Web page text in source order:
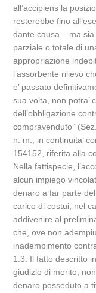
all’accipiens la
resterebbe fino
dante causa – ma
parziale o totale di
appropriazione
l’assorbente rilievo
e’ passato
sua volta, non potra’
dell’obbligazione
compravenduto”
n. m.; in continuita’
154152, riferita alla
Nella fattispecie,
alcun impiego
denaro a far parte
carico di costui, nel
addivenire al
che, ove non
inadempimento
1.3. Il fatto descritto
giudizio di merito,
denaro posseduto a